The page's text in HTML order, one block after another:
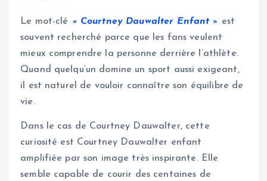
Le mot-clé « Courtney Dauwalter Enfant » est
souvent recherché parce que les fans veulent
mieux comprendre la personne derrière l’athlète.
Quand quelqu’un domine un sport aussi exigeant,
il est naturel de vouloir connaître son équilibre de
vie.
Dans le cas de Courtney Dauwalter, cette
curiosité est Courtney Dauwalter enfant
amplifiée par son image très inspirante. Elle
semble capable de courir des centaines de